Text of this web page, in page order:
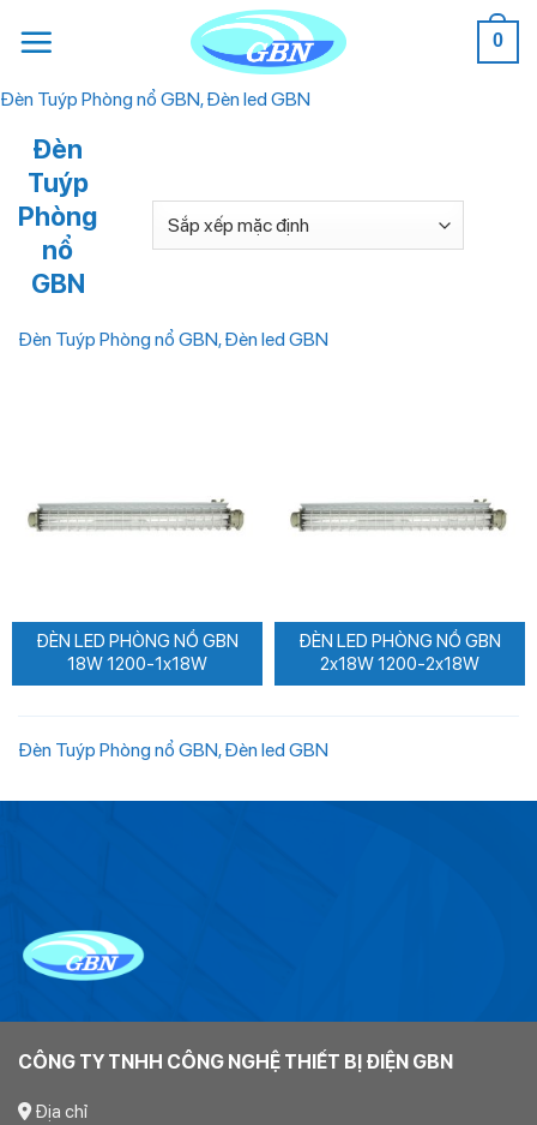
qua
dung
0
Đèn Tuýp Phòng nổ GBN, Đèn led GBN
Đèn
Tuýp
Phòng
nổ
GBN
Đèn Tuýp Phòng nổ GBN, Đèn led GBN
ĐÈN LED PHÒNG NỔ GBN
18W 1200-1x18W
ĐÈN LED PHÒNG NỔ GBN
2x18W 1200-2x18W
Đèn Tuýp Phòng nổ GBN, Đèn led GBN
CÔNG TY TNHH CÔNG NGHỆ THIẾT BỊ ĐIỆN GBN
Địa chỉ